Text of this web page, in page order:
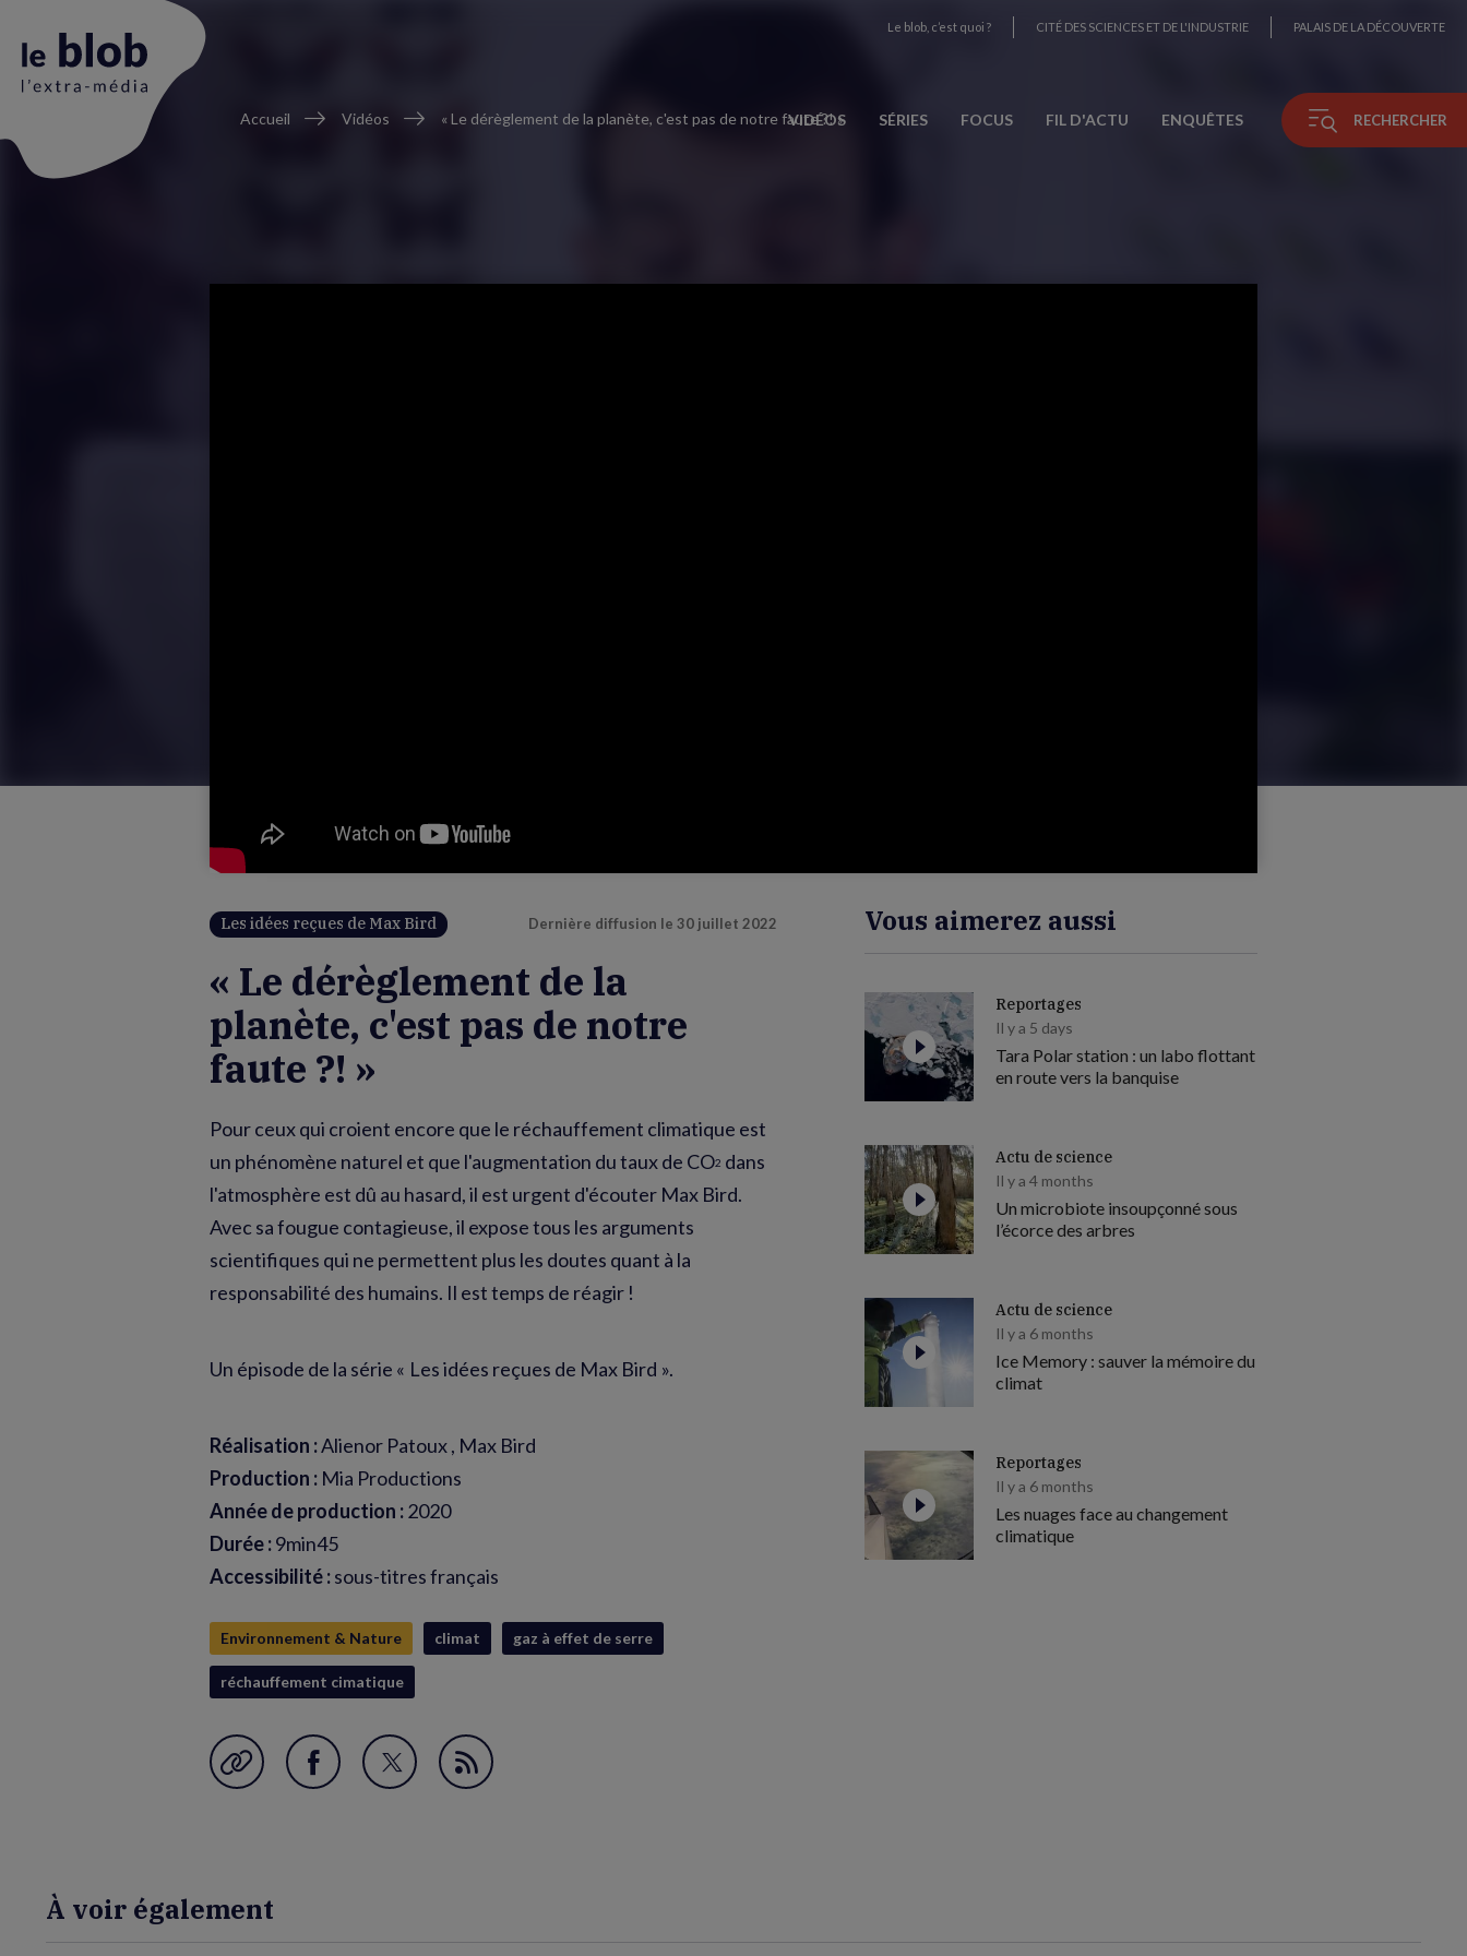
Le blob, c’est quoi ? CITÉ DES SCIENCES ET DE L'INDUSTRIE PALAIS DE LA DÉCOUVERTE
VIDÉOS SÉRIES FOCUS FIL D'ACTU ENQUÊTES RECHERCHER
Fil
Accueil Vidéos « Le dérèglement de la planète, c'est pas de notre faute ?! »
Les idées reçues de Max Bird Dernière diffusion le 30 juillet 2022
« Le dérèglement de la
planète, c'est pas de notre
faute ?! »
Pour ceux qui croient encore que le réchauffement climatique est
un phénomène naturel et que l'augmentation du taux de CO2 dans
l'atmosphère est dû au hasard, il est urgent d'écouter Max Bird.
Avec sa fougue contagieuse, il expose tous les arguments
scientifiques qui ne permettent plus les doutes quant à la
responsabilité des humains. Il est temps de réagir !
Un épisode de la série « Les idées reçues de Max Bird ».
Réalisation :Alienor Patoux , Max Bird
Production : Mia Productions
Année de production :2020
Durée :9min45
Accessibilité :sous-titres français
Environnement & Nature climat gaz à effet de serre
réchauffement cimatique
Garder en favori
Partager PartagerFlux
Vous aimerez aussi
Reportages
Il y a 5 days
Tara Polar station : un labo flottant
en route vers la banquise
Actu de science
Il y a 4 months
Un microbiote insoupçonné sous
l’écorce des arbres
Actu de science
Il y a 6 months
Ice Memory : sauver la mémoire du
climat
Reportages
Il y a 6 months
Les nuages face au changement
climatique
À voir également